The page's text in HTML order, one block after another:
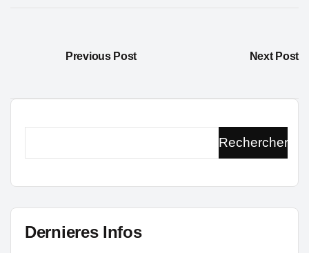
Previous Post Next Post
Rechercher
Dernieres Infos